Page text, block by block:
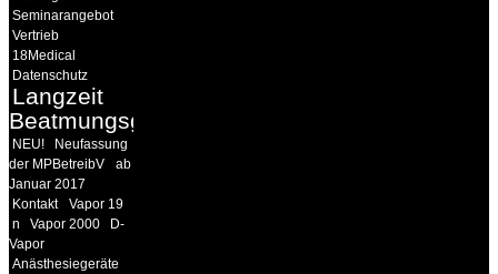
Seminarangebot
Vertrieb
18Medical
Datenschutz
Langzeit
Beatmungsgeräte
NEU!
Neufassung
der MPBetreibV
ab
Januar 2017
Kontakt
Vapor 19
n
Vapor 2000
D-
Vapor
Anästhesiegeräte